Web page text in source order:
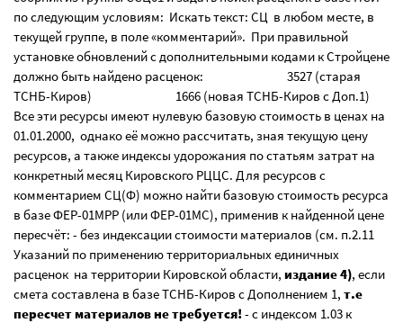
по следующим условиям: Искать текст: СЦ в любом месте, в
текущей группе, в поле «комментарий». При правильной
установке обновлений с дополнительными кодами к Стройцене
должно быть найдено расценок: 3527 (старая
ТСНБ-Киров) 1666 (новая ТСНБ-Киров с Доп.1)
Все эти ресурсы имеют нулевую базовую стоимость в ценах на
01.01.2000, однако её можно рассчитать, зная текущую цену
ресурсов, а также индексы удорожания по статьям затрат на
конкретный месяц Кировского РЦЦС. Для ресурсов с
комментарием СЦ(Ф) можно найти базовую стоимость ресурса
в базе ФЕР-01МРР (или ФЕР-01МС), применив к найденной цене
пересчёт: - без индексации стоимости материалов (см. п.2.11
Указаний по применению территориальных единичных
расценок на территории Кировской области, издание 4), если
смета составлена в базе ТСНБ-Киров с Дополнением 1, т.е
пересчет материалов не требуется!- с индексом 1.03 к